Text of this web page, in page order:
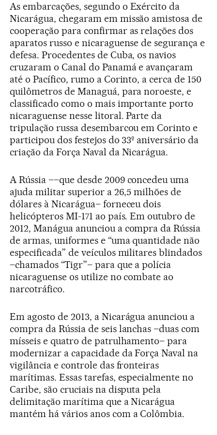
As embarcações, segundo o Exército da
Nicarágua, chegaram em missão amistosa de
cooperação para confirmar as relações dos
aparatos russo e nicaraguense de segurança e
defesa. Procedentes de Cuba, os navios
cruzaram o Canal do Panamá e avançaram
até o Pacífico, rumo a Corinto, a cerca de 150
quilômetros de Managuá, para noroeste, e
classificado como o mais importante porto
nicaraguense nesse litoral. Parte da
tripulação russa desembarcou em Corinto e
participou dos festejos do 33º aniversário da
criação da Força Naval da Nicarágua.
A Rússia ––que desde 2009 concedeu uma
ajuda militar superior a 26,5 milhões de
dólares à Nicarágua– forneceu dois
helicópteros MI-171 ao país. Em outubro de
2012, Manágua anunciou a compra da Rússia
de armas, uniformes e “uma quantidade não
especificada” de veículos militares blindados
–chamados “Tigr”– para que a polícia
nicaraguense os utilize no combate ao
narcotráfico.
Em agosto de 2013, a Nicarágua anunciou a
compra da Rússia de seis lanchas –duas com
mísseis e quatro de patrulhamento– para
modernizar a capacidade da Força Naval na
vigilância e controle das fronteiras
marítimas. Essas tarefas, especialmente no
Caribe, são cruciais na disputa pela
delimitação marítima que a Nicarágua
mantém há vários anos com a Colômbia.